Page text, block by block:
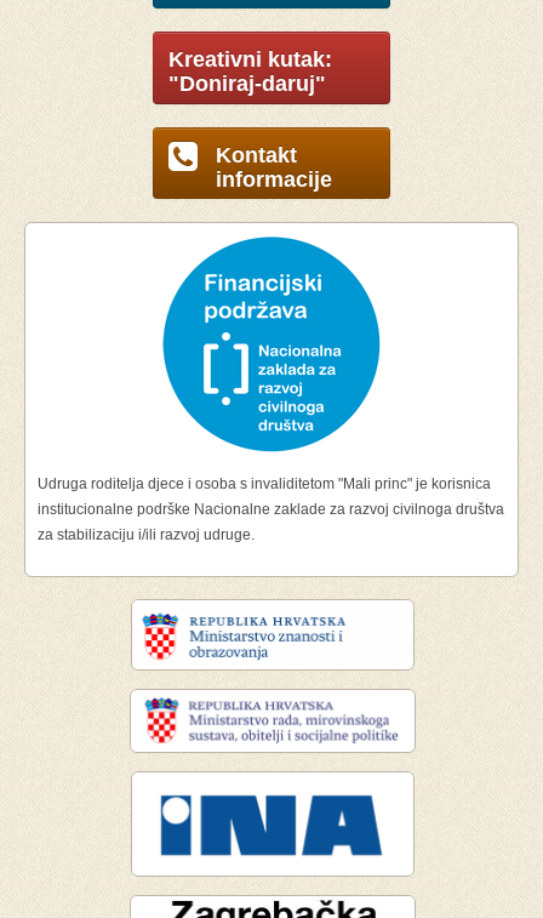
Kreativni kutak:
"Doniraj-daruj"
Kontakt
informacije
Udruga roditelja djece i osoba s invaliditetom "Mali princ" je korisnica
institucionalne podrške Nacionalne zaklade za razvoj civilnoga društva
za stabilizaciju i/ili razvoj udruge.